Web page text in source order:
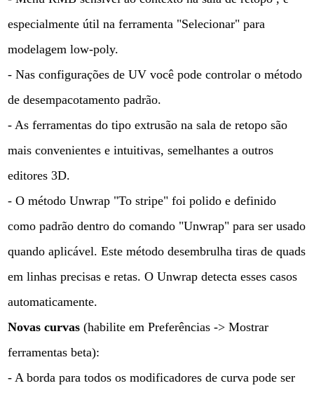
especialmente útil na ferramenta "Selecionar" para
modelagem low-poly.
- Nas configurações de UV você pode controlar o método
de desempacotamento padrão.
- As ferramentas do tipo extrusão na sala de retopo são
mais convenientes e intuitivas, semelhantes a outros
editores 3D.
- O método Unwrap "To stripe" foi polido e definido
como padrão dentro do comando "Unwrap" para ser usado
quando aplicável. Este método desembrulha tiras de quads
em linhas precisas e retas. O Unwrap detecta esses casos
automaticamente.
Novas curvas (habilite em Preferências -> Mostrar
ferramentas beta):
- A borda para todos os modificadores de curva pode ser